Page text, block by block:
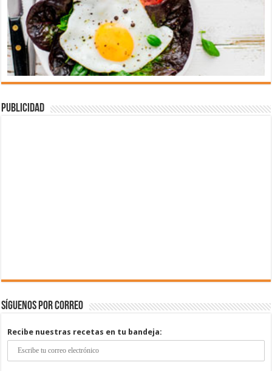
Publicidad
Síguenos por correo
Recibe nuestras recetas en tu bandeja: